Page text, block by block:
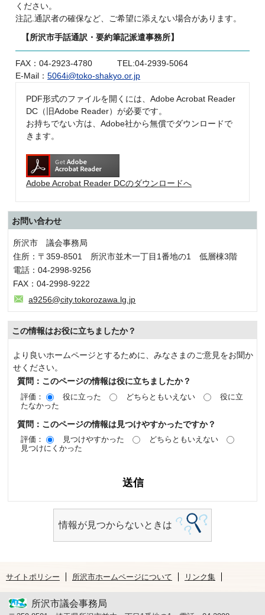
ください。
注記.通訳者の確保など、ご希望に添えない場合があります。
【所沢市手話通訳・要約筆記派遣事務所】
FAX：04-2923-4780 TEL:04-2939-5064
E-Mail：5064i@toko-shakyo.or.jp
PDF形式のファイルを開くには、Adobe Acrobat Reader
DC（旧Adobe Reader）が必要です。
お持ちでない方は、Adobe社から無償でダウンロードで
きます。
Adobe Acrobat Reader DCのダウンロードへ
お問い合わせ
所沢市 議会事務局
住所：〒359-8501 所沢市並木一丁目1番地の1 低層棟3階
電話：04-2998-9256
FAX：04-2998-9222
a9256@city.tokorozawa.lg.jp
この情報はお役に立ちましたか？
より良いホームページとするために、みなさまのご意見をお聞か
せください。
質問：このページの情報は役に立ちましたか？
評価： 役に立った どちらともいえない
役に立
たなかった
質問：このページの情報は見つけやすかったですか？
評価： 見つけやすかった
どちらともいえない
見つけにくかった
情報が見つからないときは
サイトポリシー 所沢市ホームページについて リンク集
所沢市議会事務局